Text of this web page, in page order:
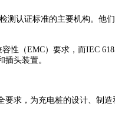
证标准的主要机构。他
（EMC）要求，而IEC
头装置。
，为充电桩的设计、制造